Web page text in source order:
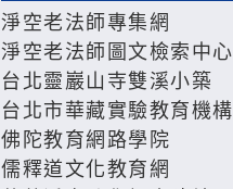
淨空老法師專集網
淨空老法師圖文檢索中心
台北靈巖山寺雙溪小築
台北市華藏實驗教育機構
佛陀教育網路學院
儒釋道文化教育網